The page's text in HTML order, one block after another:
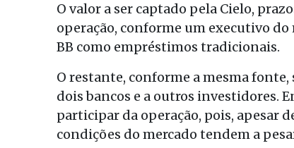
O valor a ser captado pela Cielo,
operação, conforme um executivo do
BB como empréstimos tradicionais.
O restante, conforme a mesma
dois bancos e a outros investidores.
participar da operação, pois, apesar
condições do mercado tendem a